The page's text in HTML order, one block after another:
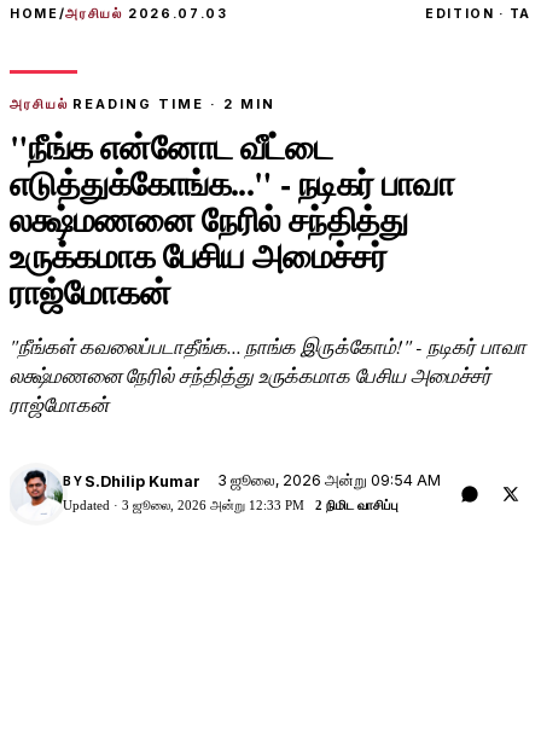
HOME/அரசியல் 2026.07.03 EDITION · TA
அரசியல் READING TIME · 2 MIN
"நீங்க என்னோட வீட்டை
எடுத்துக்கோங்க..." - நடிகர் பாவா
லக்ஷ்மணனை நேரில் சந்தித்து
உருக்கமாக பேசிய அமைச்சர்
ராஜ்மோகன்
"நீங்கள் கவலைப்படாதீங்க... நாங்க இருக்கோம்!" - நடிகர் பாவா
லக்ஷ்மணனை நேரில் சந்தித்து உருக்கமாக பேசிய அமைச்சர்
ராஜ்மோகன்
BY S.Dhilip Kumar 3 ஜூலை, 2026 அன்று 09:54 AM
Updated · 3 ஜூலை, 2026 அன்று 12:33 PM 2 நிமிட வாசிப்பு